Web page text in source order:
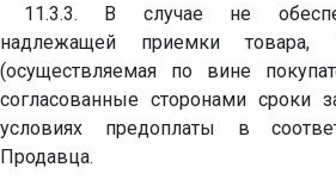
11.3.3. В случае не
надлежащей приемки товара,
(осуществляемая по вине
согласованные сторонами сроки
условиях предоплаты в
Продавца.